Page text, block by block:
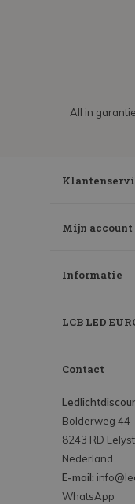
All in
Mijn account
Informatie
LCB LED
Contact
Bolderweg 44
8243 RD
Nederland
E-mail:
WhatsApp